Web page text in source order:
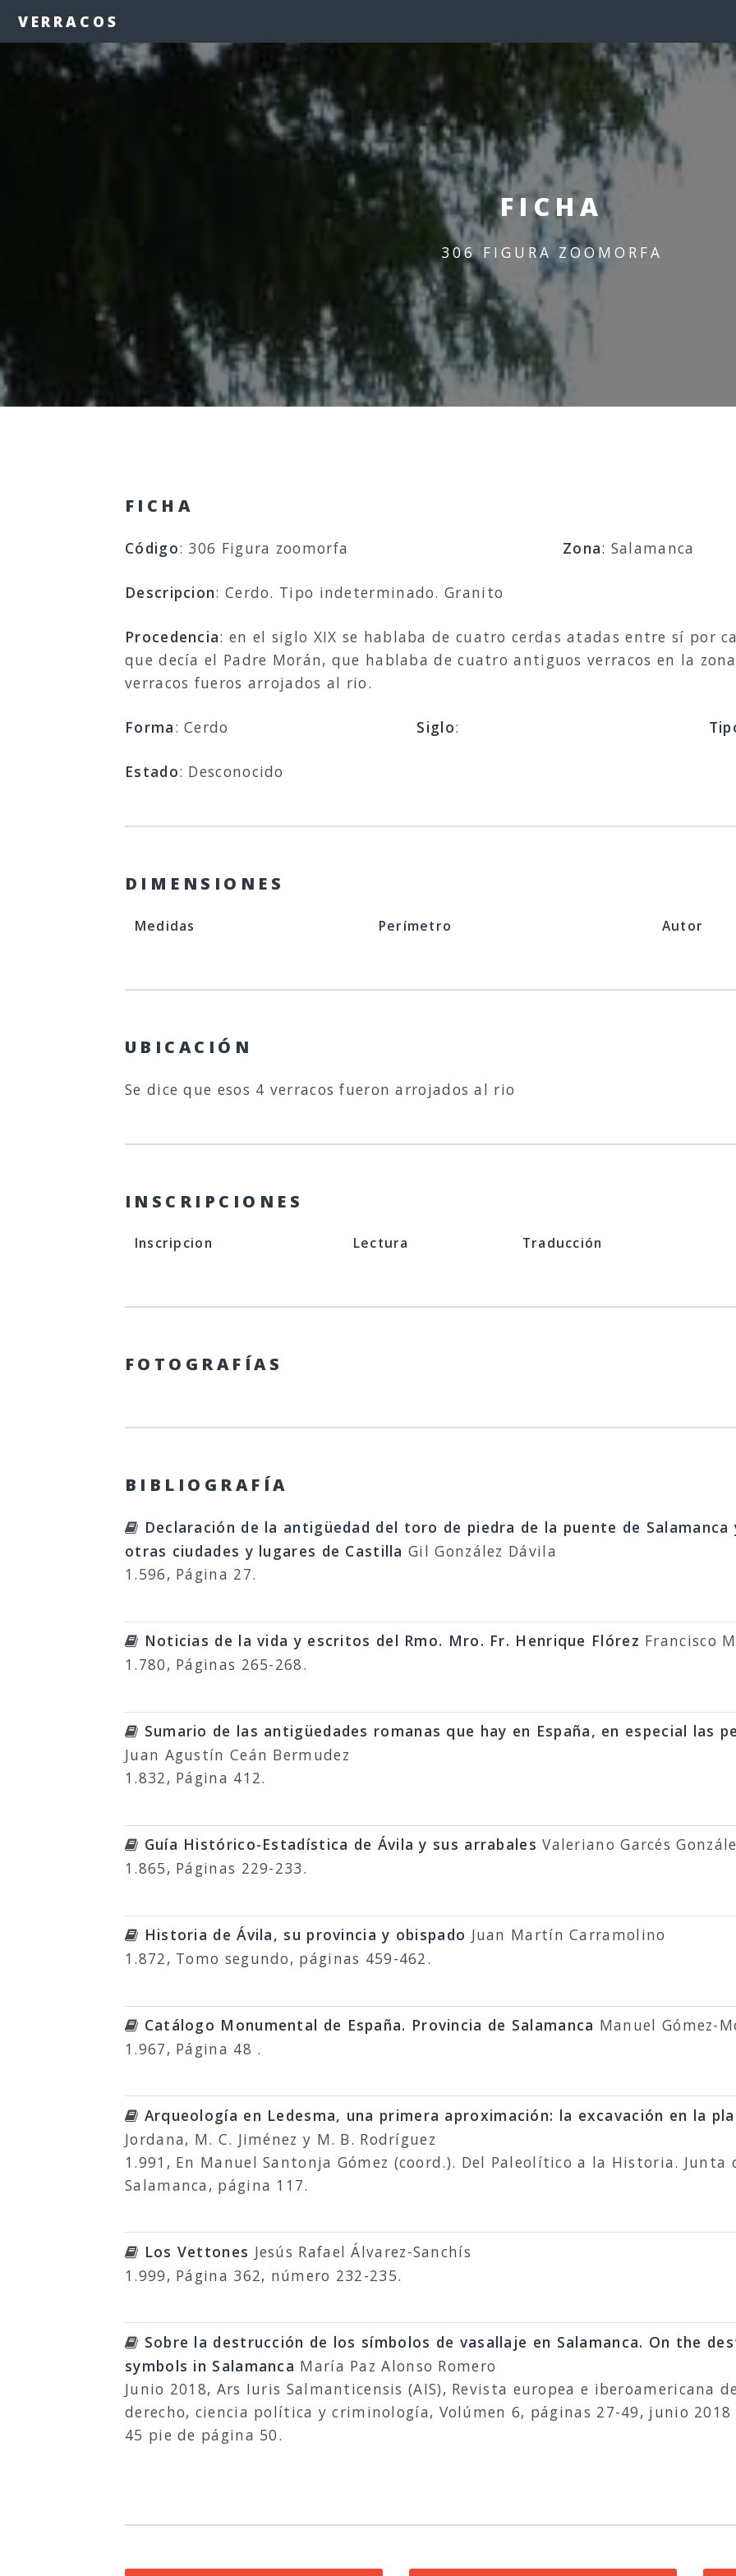
VERRACOS
FICHA
306 FIGURA ZOOMORFA
FICHA
Código: 306 Figura zoomorfa Zona: Salamanca
Descripcion: Cerdo. Tipo indeterminado. Granito
Procedencia: en el siglo XIX se hablaba de cuatro cerdas atadas entre sí por
que decía el Padre Morán, que hablaba de cuatro antiguos verracos en la
verracos fueros arrojados al rio.
Forma: Cerdo Siglo:
Estado: Desconocido
DIMENSIONES
Medidas Perímetro Autor
UBICACIÓN
Se dice que esos 4 verracos fueron arrojados al rio
INSCRIPCIONES
Inscripcion Lectura Traducción
FOTOGRAFÍAS
BIBLIOGRAFÍA
Declaración de la antigüedad del toro de piedra de la puente de
otras ciudades y lugares de Castilla Gil González Dávila
1.596, Página 27.
Noticias de la vida y escritos del Rmo. Mro. Fr. Henrique Flórez Francisco
1.780, Páginas 265-268.
Sumario de las antigüedades romanas que hay en España, en especial las
Juan Agustín Ceán Bermudez
1.832, Página 412.
Guía Histórico-Estadística de Ávila y sus arrabales Valeriano Garcés
1.865, Páginas 229-233.
Historia de Ávila, su provincia y obispado Juan Martín Carramolino
1.872, Tomo segundo, páginas 459-462.
Catálogo Monumental de España. Provincia de Salamanca Manuel Gómez-
1.967, Página 48 .
Arqueología en Ledesma, una primera aproximación: la excavación en la
Jordana, M. C. Jiménez y M. B. Rodríguez
1.991, En Manuel Santonja Gómez (coord.). Del Paleolítico a la Historia. Junta
Salamanca, página 117.
Los Vettones Jesús Rafael Álvarez-Sanchís
1.999, Página 362, número 232-235.
Sobre la destrucción de los símbolos de vasallaje en Salamanca. On the
symbols in Salamanca María Paz Alonso Romero
Junio 2018, Ars Iuris Salmanticensis (AIS), Revista europea e iberoamericana
derecho, ciencia política y criminología, Volúmen 6, páginas 27-49, junio
45 pie de página 50.